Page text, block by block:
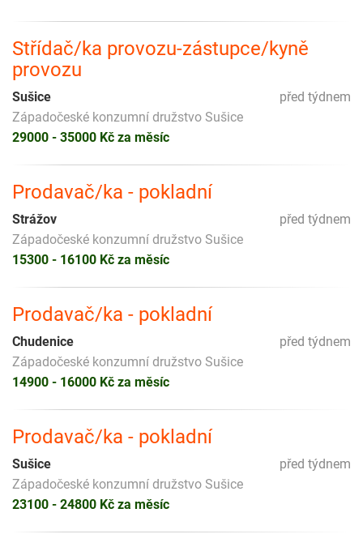
Střídač/ka provozu-zástupce/kyně
provozu
před týdnem
Sušice
Západočeské konzumní družstvo Sušice
29000 - 35000 Kč za měsíc
Prodavač/ka - pokladní
před týdnem
Strážov
Západočeské konzumní družstvo Sušice
15300 - 16100 Kč za měsíc
Prodavač/ka - pokladní
před týdnem
Chudenice
Západočeské konzumní družstvo Sušice
14900 - 16000 Kč za měsíc
Prodavač/ka - pokladní
před týdnem
Sušice
Západočeské konzumní družstvo Sušice
23100 - 24800 Kč za měsíc